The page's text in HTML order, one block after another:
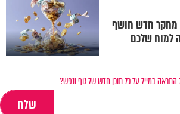
מחקר חדש חושף
למוח שלכם
התראה במייל על כל תוכן חדש של גוף ונפש?